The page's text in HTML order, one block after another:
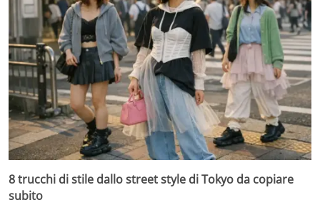
8 trucchi di stile dallo street style di Tokyo da copiare
subito